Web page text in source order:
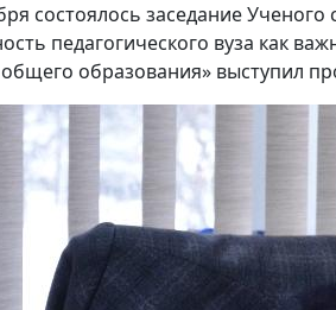
состоялось заседание
педагогического вуза как
образования» выступил